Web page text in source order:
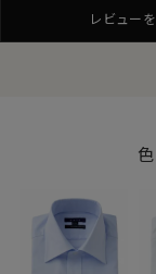
をいかした上で
さらに綿特有のソ
理をしたうえでイ
結果、光沢感・ソ
濯後のお手入れ
た上質シャツに仕
綿
プレ
イー
イタ
スキッ
レビューを